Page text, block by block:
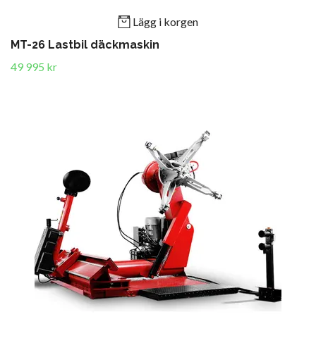
Lägg i korgen
MT-26 Lastbil däckmaskin
49 995 kr